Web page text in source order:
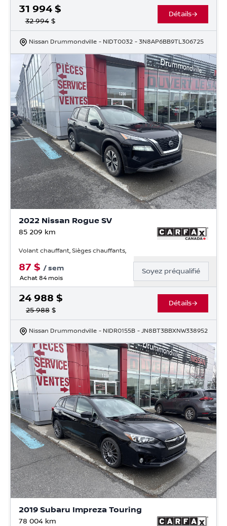
31 994 $
32 994$
Détails
Nissan Drummondville - NIDT0032 - 3N8AP6BB9TL306725
2022 Nissan Rogue SV
85 209 km
Volant chauffant, Sièges chauffants,
87 $ /sem
Achat 84 mois
Soyez préqualifié
24 988 $
25 988 $
Détails
Nissan Drummondville - NIDR0155B - JN8BT3BBXNW338952
2019 Subaru Impreza Touring
78 004 km